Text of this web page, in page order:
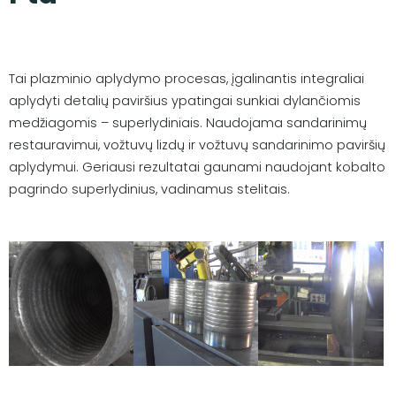
Tai plazminio aplydymo procesas, įgalinantis integraliai
aplydyti detalių paviršius ypatingai sunkiai dylančiomis
medžiagomis – superlydiniais. Naudojama sandarinimų
restauravimui, vožtuvų lizdų ir vožtuvų sandarinimo paviršių
aplydymui. Geriausi rezultatai gaunami naudojant kobalto
pagrindo superlydinius, vadinamus stelitais.